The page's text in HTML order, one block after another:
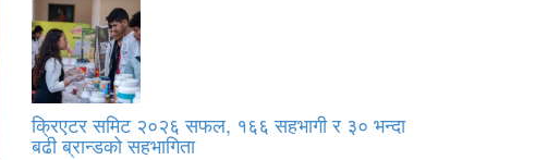
क्रिएटर समिट २०२६ सफल, १६६ सहभागी र ३० भन्दा
बढी ब्रान्डको सहभागिता